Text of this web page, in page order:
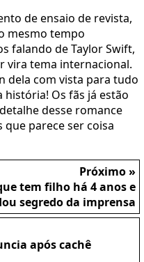
de ensaio de revista,
mesmo tempo
falando de Taylor Swift,
vira tema internacional.
dela com vista para tudo
história! Os fãs já estão
desse romance
parece ser coisa
Próximo »
tem filho há 4 anos e
segredo da imprensa
após cachê